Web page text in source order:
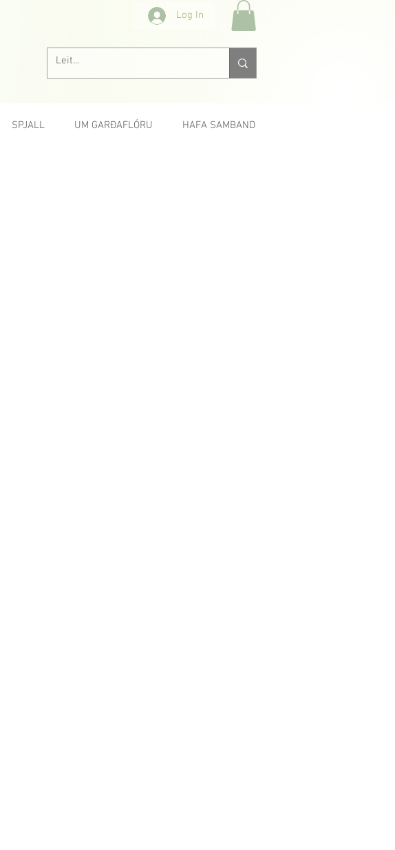
Log In
SPJALL UM GARÐAFLÓRU HAFA SAMBAND